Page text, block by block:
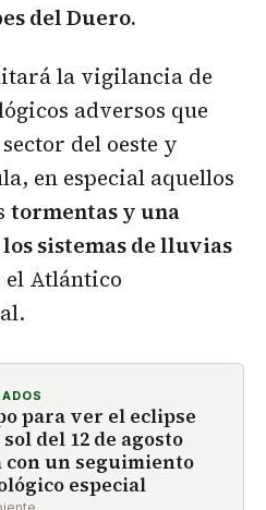
del Duero.
la vigilancia de
adversos que
del oeste y
en especial aquellos
tormentas y una
sistemas de lluvias
el Atlántico
para ver el eclipse
del 12 de agosto
con un seguimiento
especial